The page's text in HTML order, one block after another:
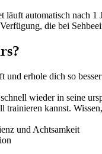
automatisch nach 1
die bei
und erhole dich so
wieder in seine
trainieren kannst.
und Achtsamkeit